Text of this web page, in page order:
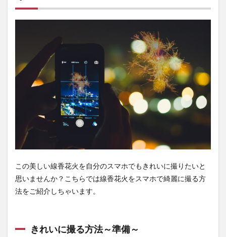
この美しい線香花火を自分のスマホでもきれいに撮りたいと
思いませんか？こちらでは線香花火をスマホで綺麗に撮る方
法をご紹介しちゃいます。
きれいに撮る方法～準備～